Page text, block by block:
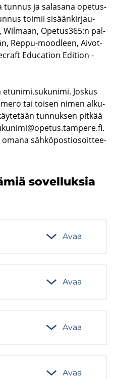
tun­nus ja sa­la­sa­na ope­tus­
toi­mii si­sään­kir­jau­
Ope­tus365:n pal­
Reppu-​moodleen, Aivot-​
Educa­tion Edi­tion -​
Jos­kus
tai toi­sen nimen al­ku­
tun­nuk­sen pit­kää
.
säh­kö­pos­tio­soit­tee­
so­vel­luk­sia
Avaa
Avaa
Avaa
Avaa